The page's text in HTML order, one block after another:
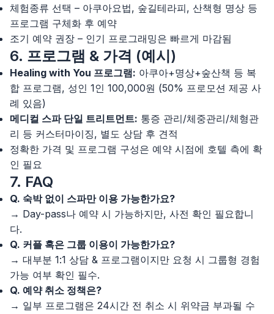
체험종류 선택 – 아쿠아요법, 숲길테라피, 산책형 명상 등
프로그램 구체화 후 예약
조기 예약 권장 – 인기 프로그래밍은 빠르게 마감됨
6. 프로그램 & 가격 (예시)
Healing with You 프로그램: 아쿠아+명상+숲산책 등 복
합 프로그램, 성인 1인 100,000원 (50% 프로모션 제공 사
례 있음)
메디컬 스파 단일 트리트먼트: 통증 관리/체중관리/체형관
리 등 커스터마이징, 별도 상담 후 견적
정확한 가격 및 프로그램 구성은 예약 시점에 호텔 측에 확
인 필요
7. FAQ
Q. 숙박 없이 스파만 이용 가능한가요?
→ Day-pass나 예약 시 가능하지만, 사전 확인 필요합니
다.
Q. 커플 혹은 그룹 이용이 가능한가요?
→ 대부분 1:1 상담 & 프로그램이지만 요청 시 그룹형 경험
가능 여부 확인 필수.
Q. 예약 취소 정책은?
→ 일부 프로그램은 24시간 전 취소 시 위약금 부과될 수